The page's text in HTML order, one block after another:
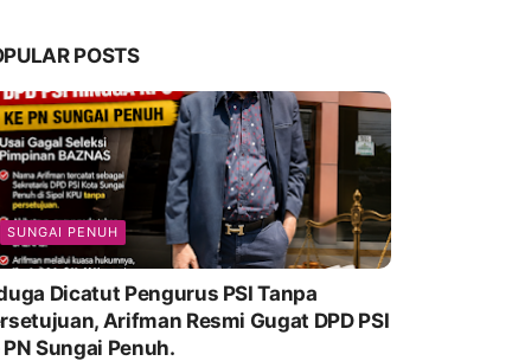
POSTS
SUNGAI PENUH
Dicatut Pengurus PSI Tanpa
Arifman Resmi Gugat DPD PSI
PN Sungai Penuh.